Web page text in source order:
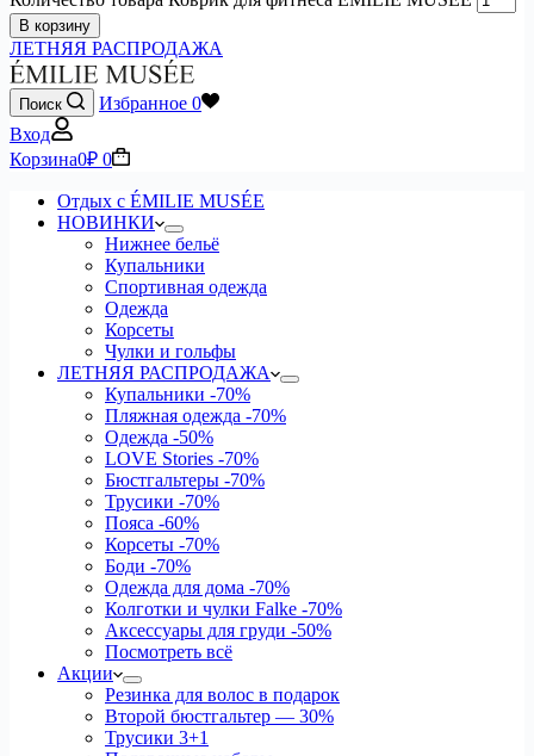
В корзину
ЛЕТНЯЯ РАСПРОДАЖА
Поиск Избранное 0
Вход
Корзина0₽ 0
Отдых с ÉMILIE MUSÉE
НОВИНКИ
Нижнее бельё
Купальники
Спортивная одежда
Одежда
Корсеты
Чулки и гольфы
ЛЕТНЯЯ РАСПРОДАЖА
Купальники -70%
Пляжная одежда -70%
Одежда -50%
LOVE Stories -70%
Бюстгальтеры -70%
Трусики -70%
Пояса -60%
Корсеты -70%
Боди -70%
Одежда для дома -70%
Колготки и чулки Falke -70%
Аксессуары для груди -50%
Посмотреть всё
Акции
Резинка для волос в подарок
Второй бюстгальтер — 30%
Трусики 3+1